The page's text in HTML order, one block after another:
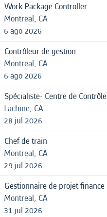
Work Package Controller
Montreal, CA
6 ago 2026
Contrôleur de gestion
Montreal, CA
6 ago 2026
Spécialiste- Centre de Contrôle
Lachine, CA
28 jul 2026
Chef de train
Montreal, CA
29 jul 2026
Gestionnaire de projet finance
Montreal, CA
31 jul 2026